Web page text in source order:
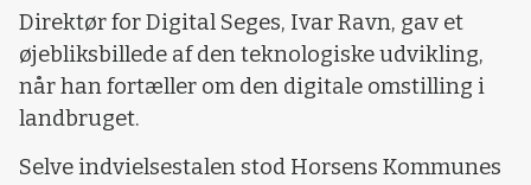
Direktør for Digital Seges, Ivar Ravn, gav et
øjebliksbillede af den teknologiske udvikling,
når han fortæller om den digitale omstilling i
landbruget.
Selve indvielsestalen stod Horsens Kommunes